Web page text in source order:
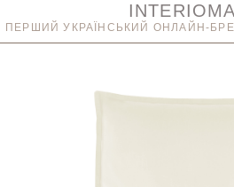
ПЕРШИЙ УКРАЇНСЬКИЙ ОНЛАЙН-